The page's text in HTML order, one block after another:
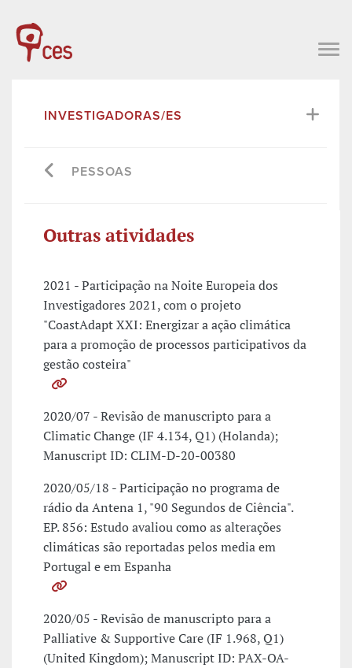
INVESTIGADORAS/ES
PESSOAS
Outras atividades
2021 - Participação na Noite Europeia dos
Investigadores 2021, com o projeto
"CoastAdapt XXI: Energizar a ação climática
para a promoção de processos participativos da
gestão costeira"
2020/07 - Revisão de manuscripto para a
Climatic Change (IF 4.134, Q1) (Holanda);
Manuscript ID: CLIM-D-20-00380
2020/05/18 - Participação no programa de
rádio da Antena 1, "90 Segundos de Ciência".
EP. 856: Estudo avaliou como as alterações
climáticas são reportadas pelos media em
Portugal e em Espanha
2020/05 - Revisão de manuscripto para a
Palliative & Supportive Care (IF 1.968, Q1)
(United Kingdom); Manuscript ID: PAX-OA-